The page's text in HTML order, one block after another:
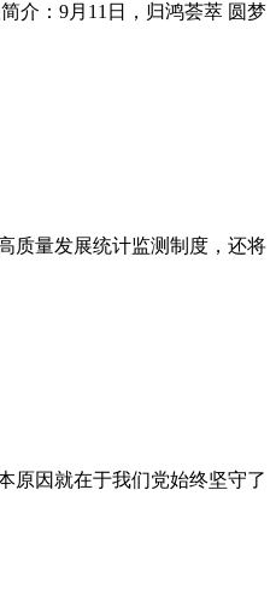
介：9月11日，归鸿荟萃 圆梦
质量发展统计监测制度，还将
原因就在于我们党始终坚守了